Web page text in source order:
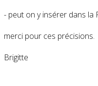
- peut on y insérer dans la
merci pour ces précisions.
Brigitte